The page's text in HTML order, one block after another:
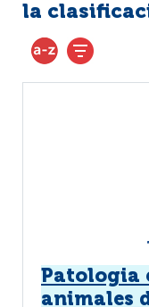
la
Patologia
animales